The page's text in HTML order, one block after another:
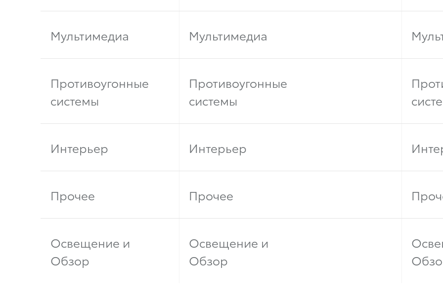
Мультимедиа
Противоугонные
системы
Интерьер
Прочее
Освещение и
Обзор
Мультимедиа
Противоугонные
системы
Интерьер
Прочее
Освещение и
Обзор